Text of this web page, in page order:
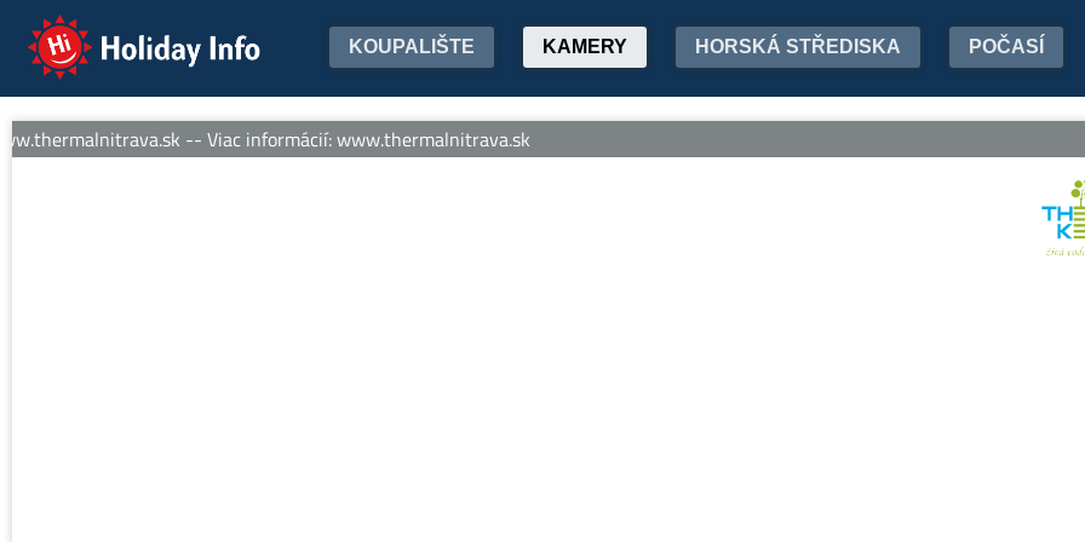
Holiday Info KOUPALIŠTE KAMERY HORSKÁ STŘEDISKA POČASÍ
-- Viac informácií: www.thermalnitrava.sk